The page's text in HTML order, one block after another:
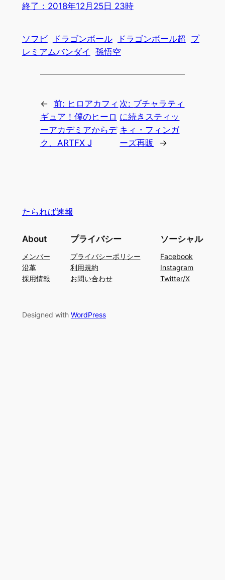
終了：2018年12月25日 23時
ソフビ ドラゴンボール ドラゴンボール超
プ
レミアムバンダイ
孫悟空
← 前: ヒロアカフィ
ギュア！僕のヒーロ
ーアカデミアからデ
ク、ARTFX J
次: ブチャラティ
に続きスティッ
キィ・フィンガ
ーズ再販
→
たられば速報
About
メンバー
沿革
採用情報
プライバシー
プライバシーポリシー
利用規約
お問い合わせ
ソーシャル
Facebook
Instagram
Twitter/X
Designed with WordPress